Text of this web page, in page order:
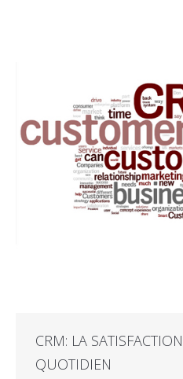
CRM: LA
QUOTIDIEN